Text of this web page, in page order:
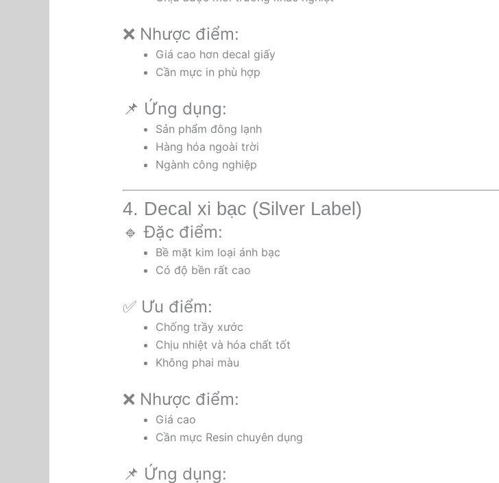
❌ Nhược điểm:
Giá cao hơn decal giấy
Cần mực in phù hợp
📌 Ứng dụng:
Sản phẩm đông lạnh
Hàng hóa ngoài trời
Ngành công nghiệp
4. Decal xi bạc (Silver Label)
🔹 Đặc điểm:
Bề mặt kim loại ánh bạc
Có độ bền rất cao
✅ Ưu điểm:
Chống trầy xước
Chịu nhiệt và hóa chất tốt
Không phai màu
❌ Nhược điểm:
Giá cao
Cần mực Resin chuyên dụng
📌 Ứng dụng: